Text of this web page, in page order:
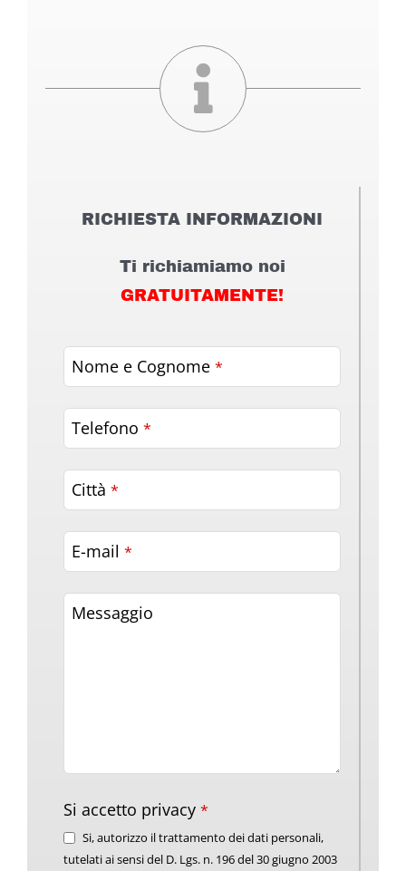
RICHIESTA INFORMAZIONI
Ti richiamiamo noi
GRATUITAMENTE!
Nome e Cognome *
Telefono *
Città *
E-mail *
Messaggio
Si accetto privacy *
Si, autorizzo il trattamento dei dati personali,
tutelati ai sensi del D. Lgs. n. 196 del 30 giugno 2003